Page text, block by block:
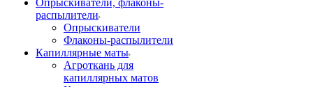
Опрыскиватели, флаконы-
распылители
Опрыскиватели
Флаконы-распылители
Капиллярные маты
Агроткань для
капиллярных матов